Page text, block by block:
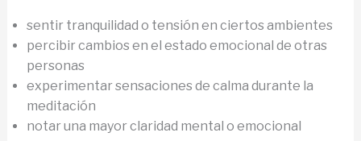
sentir tranquilidad o tensión en ciertos ambientes
percibir cambios en el estado emocional de otras
personas
experimentar sensaciones de calma durante la
meditación
notar una mayor claridad mental o emocional